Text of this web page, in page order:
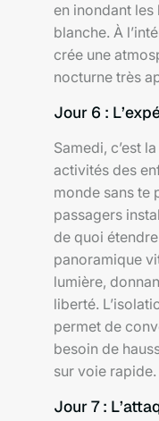
en inondant
blanche. À
crée une
nocturne très
Jour 6 :
Samedi, c’est
activités des
monde sans te
passagers
de quoi
panoramique
lumière,
liberté.
permet de
besoin de
sur voie rapide.
Jour 7 :